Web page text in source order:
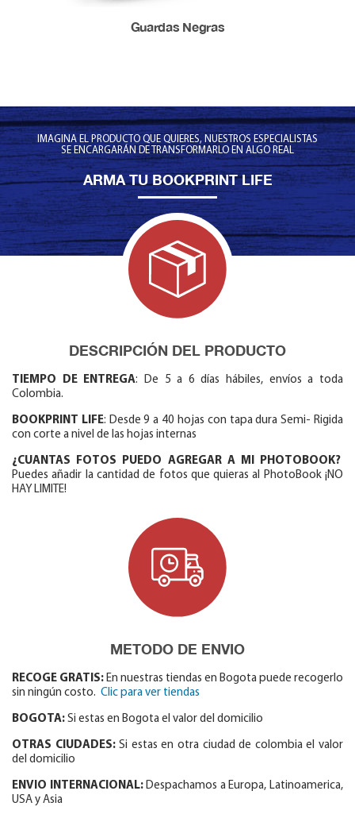
Guardas Blancas
Guardas Negras
IMAGINA EL PRODUCTO QUE QUIERES, NUESTROS ESPECIALISTAS
SE ENCARGARÁN DE TRANSFORMARLO EN ALGO REAL
ARMA TU BOOKPRINT LIFE
DESCRIPCIÓN DEL PRODUCTO
TIEMPO DE ENTREGA: De 5 a 6 días hábiles, envíos a toda
Colombia.
BOOKPRINT LIFE: Desde 9 a 40 hojas con tapa dura Semi- Rigida
con corte a nivel de las hojas internas
¿CUANTAS FOTOS PUEDO AGREGAR A MI PHOTOBOOK?
Puedes añadir la cantidad de fotos que quieras al PhotoBook ¡NO
HAY LIMITE!
METODO DE ENVIO
RECOGE GRATIS: En nuestras tiendas en Bogota puede recogerlo
sin ningún costo. Clic para ver tiendas
BOGOTA: Si estas en Bogota el valor del domicilio
OTRAS CIUDADES:Si estas en otra ciudad de colombia el valor
del domicilio
ENVIO INTERNACIONAL: Despachamos a Europa, Latinoamerica,
USA y Asia